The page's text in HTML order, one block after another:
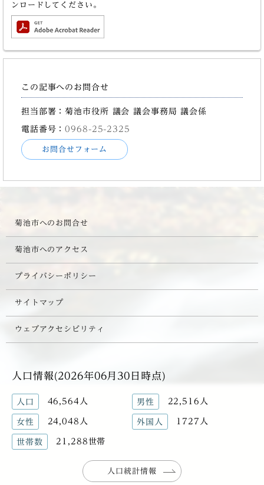
ンロードしてください。
この記事へのお問合せ
担当部署：菊池市役所 議会 議会事務局 議会係
電話番号：0968-25-2325
お問合せフォーム
菊池市へのお問合せ
菊池市へのアクセス
プライバシーポリシー
サイトマップ
ウェブアクセシビリティ
人口情報(2026年06月30日時点)
人口 46,564人 男性 22,516人
女性 24,048人 外国人 1727人
世帯数 21,288世帯
人口統計情報